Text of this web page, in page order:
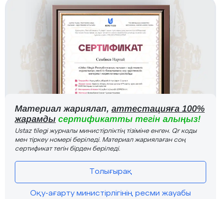
Материал жариялап, аттестацияға 100%
жарамды сертификатты тегін алыңыз!
Ustaz tilegi журналы министірліктің тізіміне енген. Qr коды
мен тіркеу номері беріледі. Материал жариялаған соң
сертификат тегін бірден беріледі.
Толығырақ
Оқу-ағарту министірлігінің ресми жауабы